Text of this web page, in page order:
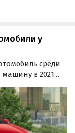
у
среди
машину в 2021
является